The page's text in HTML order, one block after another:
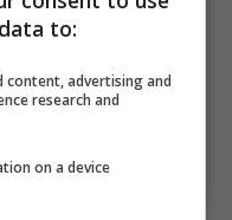
to:
content, advertising and
research and
on a device